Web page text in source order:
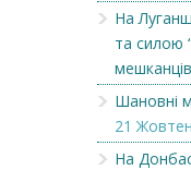
На
та силою
Шановні
21
На